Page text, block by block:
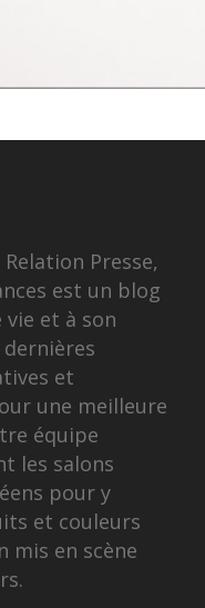
Presse,
est un blog
vie et à son
et
une meilleure
équipe
les salons
pour y
et couleurs
mis en scène